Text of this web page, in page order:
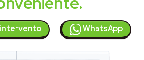
WhatsApp